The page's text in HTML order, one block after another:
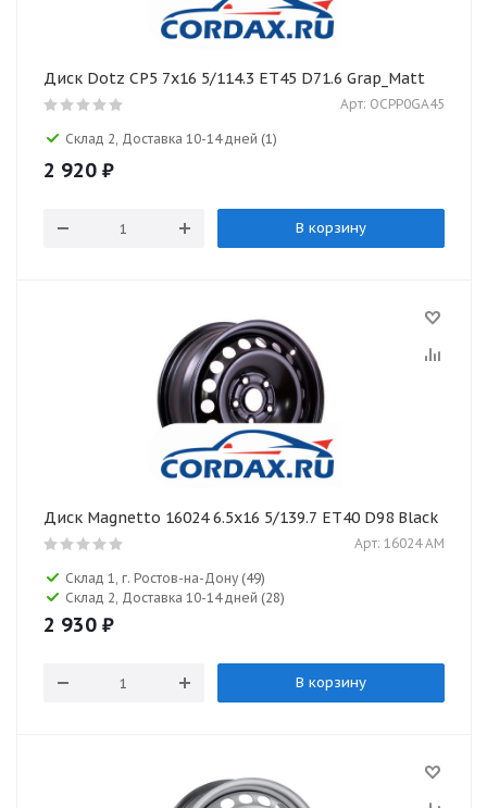
Диск Dotz CP5 7x16 5/114.3 ET45 D71.6 Grap_Matt
Арт: OCPP0GA45
Склад 2, Доставка 10-14 дней (1)
2 920 ₽
В корзину
Диск Magnetto 16024 6.5x16 5/139.7 ET40 D98 Black
Арт: 16024 AM
Склад 1, г. Ростов-на-Дону (49)
Склад 2, Доставка 10-14 дней (28)
2 930 ₽
В корзину